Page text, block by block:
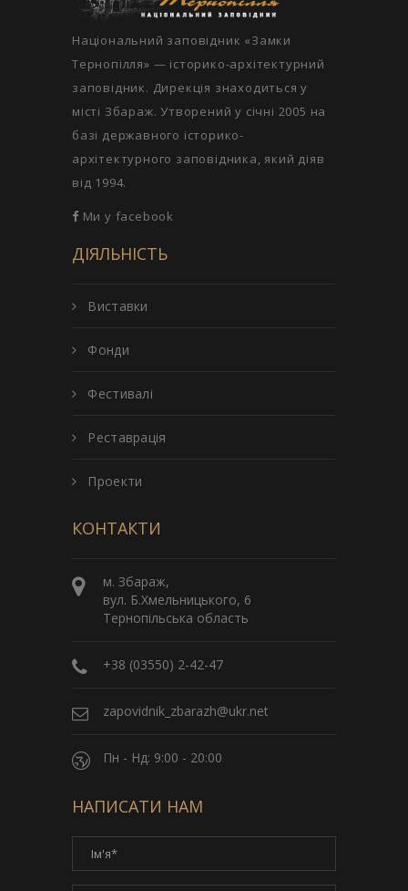
Національний заповідник «Замки
Тернопілля» — історико-архітектурний
заповідник. Дирекція знаходиться у
місті Збараж. Утворений у січні 2005 на
базі державного історико-
архітектурного заповідника, який діяв
від 1994.
Ми у facebook
ДІЯЛЬНІСТЬ
Виставки
Фонди
Фестивалі
Реставрація
Проекти
КОНТАКТИ
м. Збараж,
вул. Б.Хмельницького, 6
Тернопільська область
+38 (03550) 2-42-47
zapovidnik_zbarazh@ukr.net
Пн - Нд: 9:00 - 20:00
НАПИСАТИ НАМ